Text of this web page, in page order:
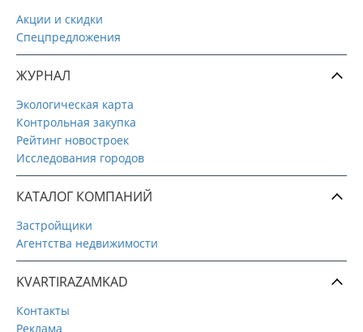
Акции и скидки
Спецпредложения
ЖУРНАЛ
Экологическая карта
Контрольная закупка
Рейтинг новостроек
Исследования городов
КАТАЛОГ КОМПАНИЙ
Застройщики
Агентства недвижимости
KVARTIRAZAMKAD
Контакты
Реклама